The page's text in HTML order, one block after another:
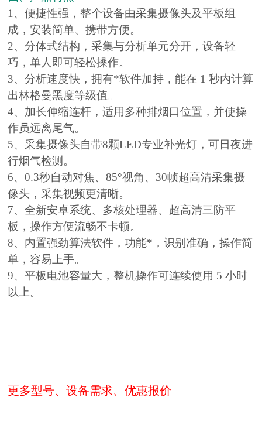
1、便捷性强，整个设备由采集摄像头及平板组
成，安装简单、携带方便。
2、分体式结构，采集与分析单元分开，设备轻
巧，单人即可轻松操作。
3、分析速度快，拥有*软件加持，能在 1 秒内计算
出林格曼黑度等级值。
4、加长伸缩连杆，适用多种排烟口位置，并使操
作员远离尾气。
5、采集摄像头自带8颗LED专业补光灯，可日夜进
行烟气检测。
6、0.3秒自动对焦、85°视角、30帧超高清采集摄
像头，采集视频更清晰。
7、全新安卓系统、多核处理器、超高清三防平
板，操作方便流畅不卡顿。
8、内置强劲算法软件，功能*，识别准确，操作简
单，容易上手。
9、平板电池容量大，整机操作可连续使用 5 小时
以上。
更多型号、设备需求、优惠报价